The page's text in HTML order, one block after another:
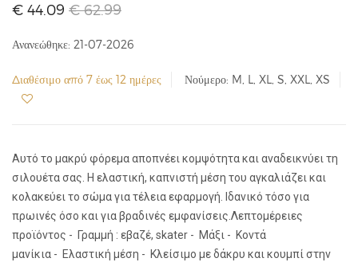
€ 44.09 € 62.99
Ανανεώθηκε: 21-07-2026
Διαθέσιμο από 7 έως 12 ημέρες Νούμερο: M, L, XL, S, XXL, XS
Αυτό το μακρύ φόρεμα αποπνέει κομψότητα και αναδεικνύει τη
σιλουέτα σας. Η ελαστική, καπνιστή μέση του αγκαλιάζει και
κολακεύει το σώμα για τέλεια εφαρμογή. Ιδανικό τόσο για
πρωινές όσο και για βραδινές εμφανίσεις.Λεπτομέρειες
προϊόντος - Γραμμή : εβαζέ, skater - Μάξι - Κοντά
μανίκια - Ελαστική μέση - Κλείσιμο με δάκρυ και κουμπί στην